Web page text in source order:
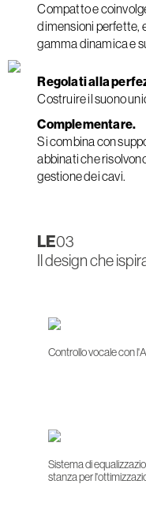
Compatto e
dimensioni perfette,
gamma dinamica e
Regolati alla
Costruire il suono
Complementare.
Si combina con
abbinati che
gestione dei cavi.
LE03
Il design che
Controllo vocale con
Sistema di
stanza per